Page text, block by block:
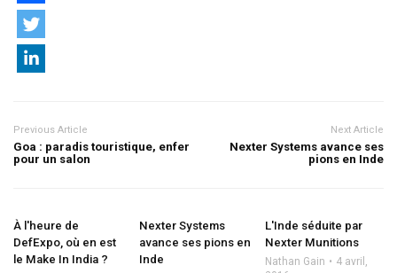
Previous Article
Goa : paradis touristique, enfer
pour un salon
Next Article
Nexter Systems avance ses
pions en Inde
À l'heure de
DefExpo, où en est
le Make In India ?
Nexter Systems
avance ses pions en
Inde
L'Inde séduite par
Nexter Munitions
Nathan Gain
4 avril,